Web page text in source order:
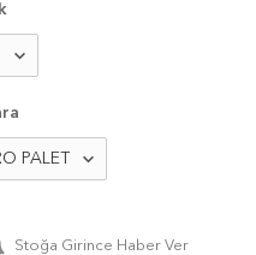
Stoğa Girince Haber Ver